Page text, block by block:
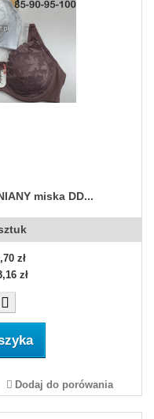
miska DD...
zł
zł
Dodaj do porówania